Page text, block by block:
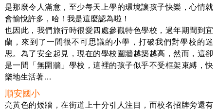
是那麼令人滿意，至少每天上學的環境讓孩子快樂，心情就
會愉悅許多，哈！我是這麼認為啦！
也因此，我們旅行時很愛四處參觀特色學校，過年期間到宜
蘭，來到了一間很不可思議的小學，打破我們對學校的迷
思。為了安全起見，現在的學校圍牆越築越高，然而，這卻
是一間「無圍牆」學校，這裡的孩子似乎不受框架束縛，快
樂地生活著…
順安國小
亮黃色的矮牆，在街道上十分引人注目，而校名招牌旁還有